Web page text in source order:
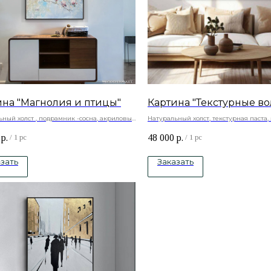
"Магнолия и птицы"
холст , подрамник -сосна, акриловые
р. / 1 pc
Картина "Текстурные
Натуральный холст, текстурная
48 000 р. / 1 pc
Заказать